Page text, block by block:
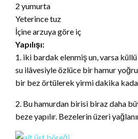
2 yumurta
Yeterince tuz
İçine arzuya göre iç
Yapılışı:
1. iki bardak elenmiş un, varsa
su ilâvesiyle özlüce bir hamur
bir bez örtülerek yirmi dakika
2. Bu hamurdan birisi biraz daha
beze yapılır. Bezelerin üzeri